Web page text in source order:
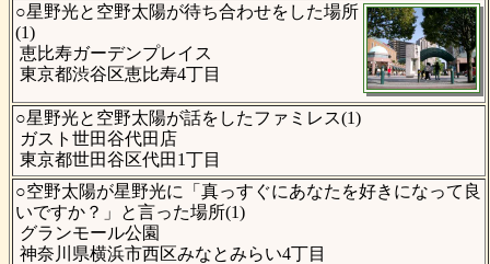
○星野光と空野太陽が待ち合わせをした場所
(1)
恵比寿ガーデンプレイス
東京都渋谷区恵比寿4丁目
○星野光と空野太陽が話をしたファミレス(1)
ガスト世田谷代田店
東京都世田谷区代田1丁目
○空野太陽が星野光に「真っすぐにあなたを好きになって良
いですか？」と言った場所(1)
グランモール公園
神奈川県横浜市西区みなとみらい4丁目